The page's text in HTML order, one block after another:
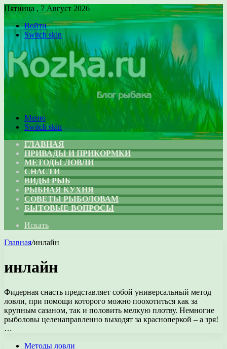
Пятница , 7 Август 2026
Войти
Switch skin
Меню
Switch skin
ГЛАВНАЯ
ПРИВАДЫ И ПРИКОРМКИ
МЕТОДЫ ЛОВЛИ
СНАСТИ
ВИДЫ РЫБ
РЫБНАЯ КУХНЯ
СОВЕТЫ РЫБОЛОВАМ
БЫТОВЫЕ ВОПРОСЫ
Искать
Главная/инлайн
инлайн
Фидерная снасть представляет собой универсальный метод
ловли, при помощи которого можно поохотиться как за
крупным сазаном, так и половить мелкую плотву. Немногие
рыболовы целенаправленно выходят за красноперкой – а зря!
…
Методы ловли